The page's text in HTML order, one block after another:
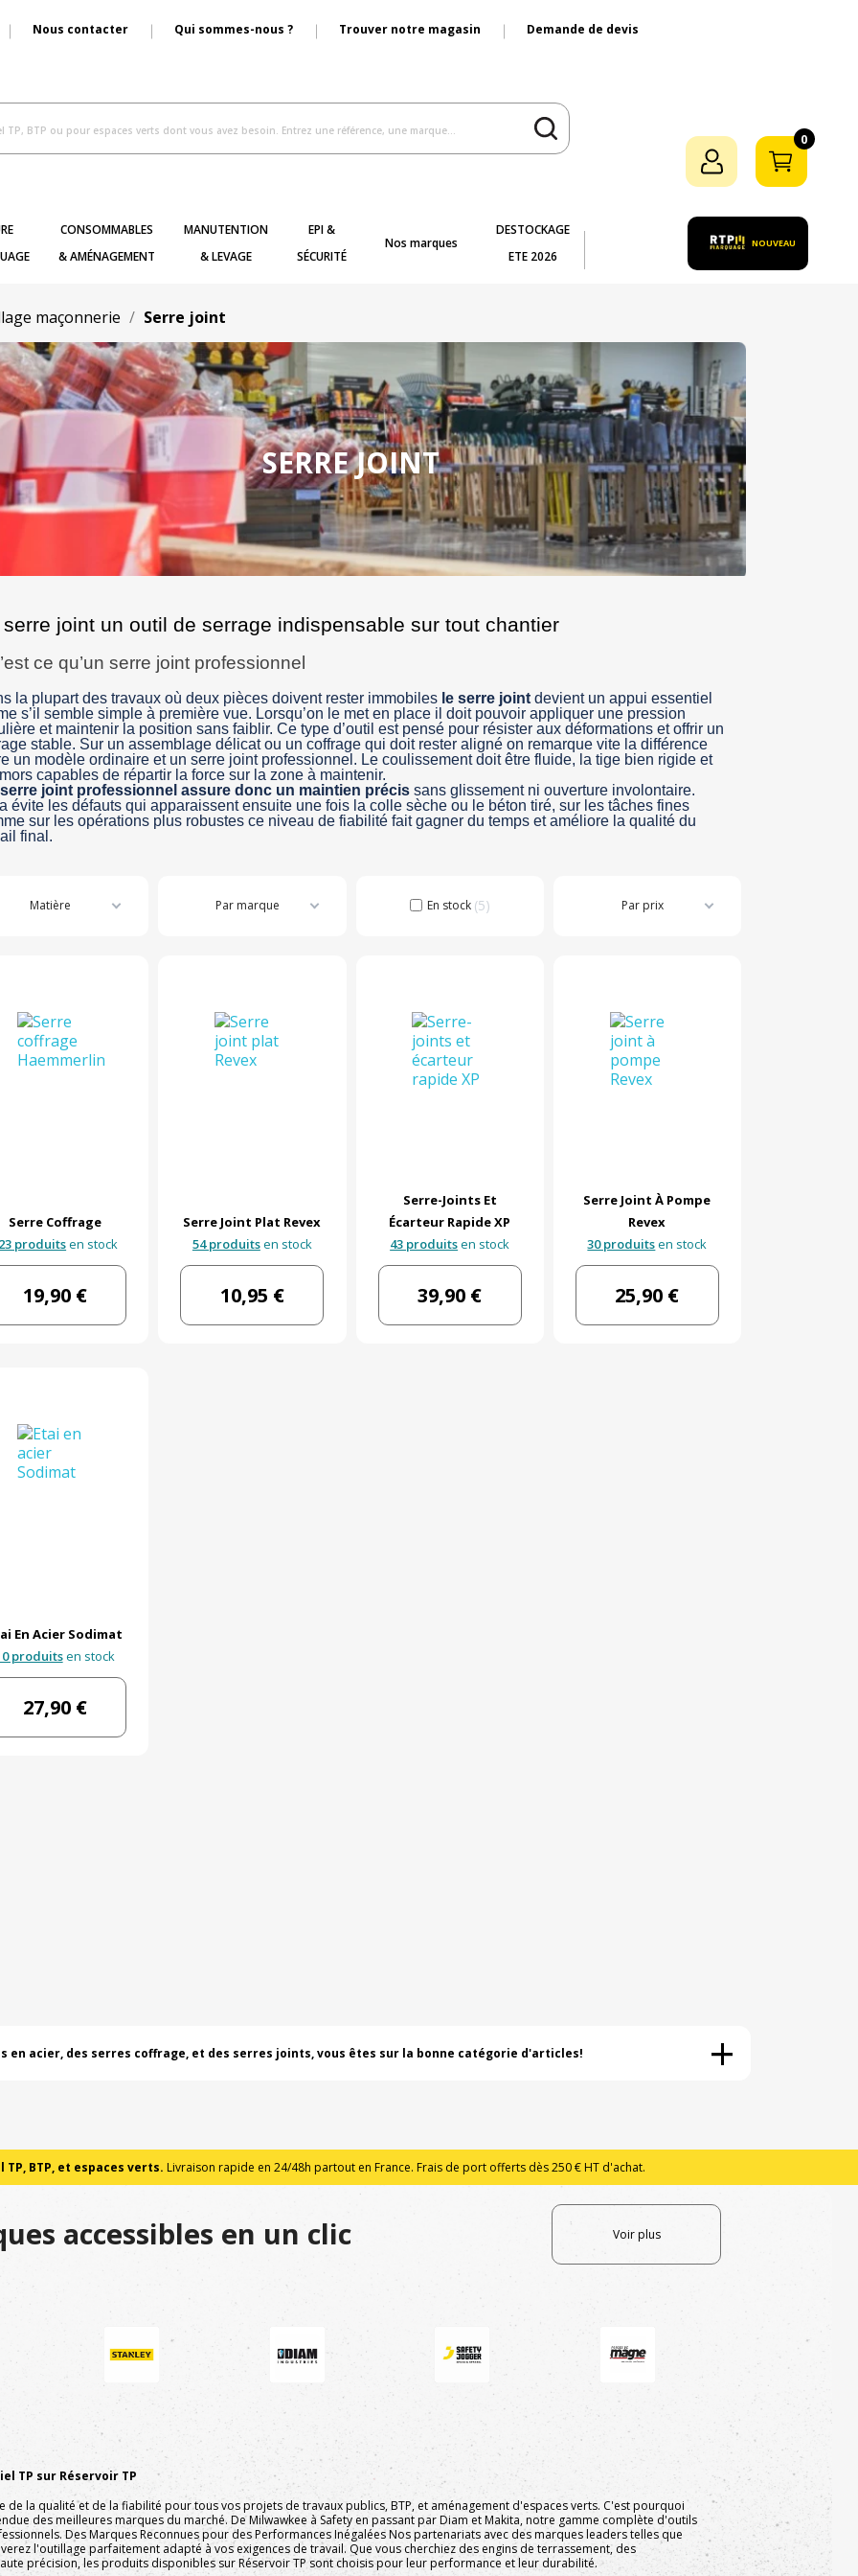
Nous contacter Qui sommes-nous ? Trouver notre magasin Demande de devis
0
CONSOMMABLES
& AMÉNAGEMENT
MANUTENTION
& LEVAGE
EPI &
SÉCURITÉ
Nos marques
DESTOCKAGE
ETE 2026
NOUVEAU
maçonnerie Serre joint
SERRE JOINT
joint un outil de serrage indispensable sur tout chantier
ce qu’un serre joint professionnel
la plupart des travaux où deux pièces doivent rester immobiles le serre joint devient un appui essentiel
s’il semble simple à première vue. Lorsqu’on le met en place il doit pouvoir appliquer une pression
et maintenir la position sans faiblir. Ce type d’outil est pensé pour résister aux déformations et offrir un
stable. Sur un assemblage délicat ou un coffrage qui doit rester aligné on remarque vite la différence
un modèle ordinaire et un serre joint professionnel. Le coulissement doit être fluide, la tige bien rigide et
capables de répartir la force sur la zone à maintenir.
joint professionnel assure donc un maintien précis sans glissement ni ouverture involontaire.
évite les défauts qui apparaissent ensuite une fois la colle sèche ou le béton tiré, sur les tâches fines
sur les opérations plus robustes ce niveau de fiabilité fait gagner du temps et améliore la qualité du
final.
Matière Par marque En stock 5 Par prix
Serre Coffrage
produitsen stock
19,90 €
Serre Joint Plat Revex
54 produitsen stock
10,95 €
Serre-Joints Et
Écarteur Rapide XP
43 produitsen stock
39,90 €
Serre Joint À Pompe
Revex
30 produitsen stock
25,90 €
En Acier Sodimat
produitsen stock
27,90 €
en acier, des serres coffrage, et des serres joints, vous êtes sur la bonne catégorie d'articles! +
BTP, et espaces verts. Livraison rapide en 24/48h partout en France. Frais de port offerts dès 250 € HT d'achat.
accessibles en un clic Voir plus
TP sur Réservoir TP
de la qualité et de la fiabilité pour tous vos projets de travaux publics, BTP, et aménagement d'espaces verts. C'est pourquoi
des meilleures marques du marché. De Milwawkee à Safety en passant par Diam et Makita, notre gamme complète d'outils
Des Marques Reconnues pour des Performances Inégalées Nos partenariats avec des marques leaders telles que
l'outillage parfaitement adapté à vos exigences de travail. Que vous cherchiez des engins de terrassement, des
précision, les produits disponibles sur Réservoir TP sont choisis pour leur performance et leur durabilité.